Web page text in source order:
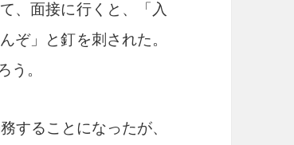
、面接に行くと、「入
ぞ」と釘を刺された。
う。
することになったが、